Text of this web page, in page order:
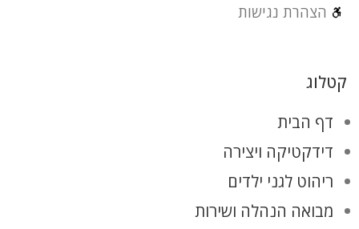
הצהרת נגישות
קטלוג
דף הבית
דידקטיקה ויצירה
ריהוט לגני ילדים
מבואה הנהלה ושירות